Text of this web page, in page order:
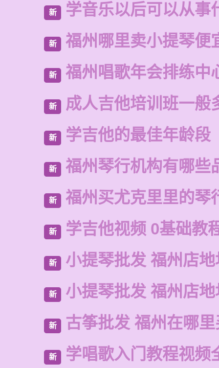
新 学音乐以后可以从事
新 福州哪里卖小提琴便
新 福州唱歌年会排练中
新 成人吉他培训班一般
新 学吉他的最佳年龄段
新 福州琴行机构有哪些
新 福州买尤克里里的琴
新 学吉他视频 0基础教
新 小提琴批发 福州店
新 小提琴批发 福州店
新 古筝批发 福州在哪
新 学唱歌入门教程视频